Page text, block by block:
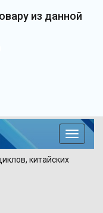
из данной
по
китайских